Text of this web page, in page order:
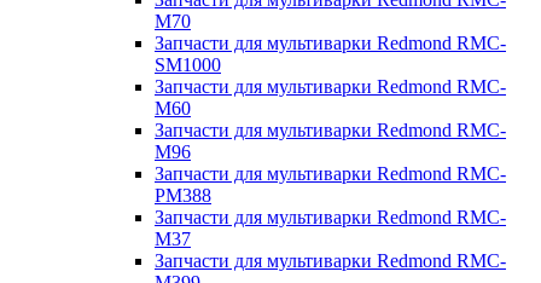
M70
Запчасти для мультиварки Redmond RMC-
SM1000
Запчасти для мультиварки Redmond RMC-
M60
Запчасти для мультиварки Redmond RMC-
M96
Запчасти для мультиварки Redmond RMC-
PM388
Запчасти для мультиварки Redmond RMC-
M37
Запчасти для мультиварки Redmond RMC-